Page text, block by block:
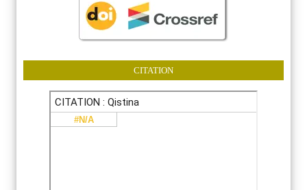
CITATION